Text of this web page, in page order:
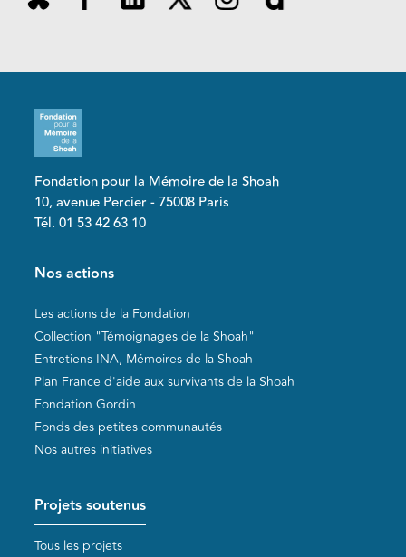
Fondation pour la Mémoire de la Shoah
10, avenue Percier - 75008 Paris
Tél. 01 53 42 63 10
Pied de page
Nos actions
Les actions de la Fondation
Collection "Témoignages de la Shoah"
Entretiens INA, Mémoires de la Shoah
Plan France d'aide aux survivants de la Shoah
Fondation Gordin
Fonds des petites communautés
Nos autres initiatives
Projets soutenus
Tous les projets